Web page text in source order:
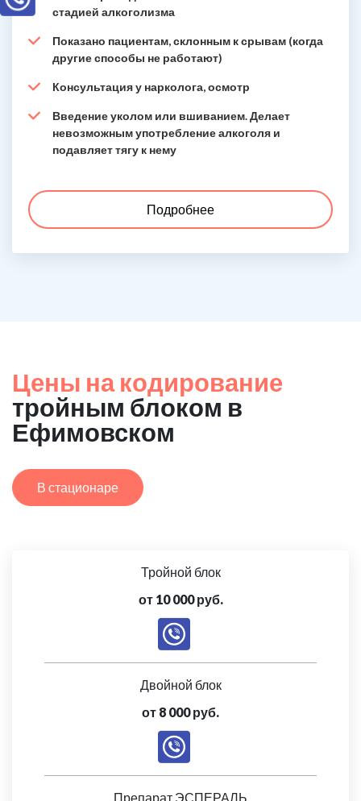
стадией алкоголизма
Показано пациентам, склонным к срывам (когда
другие способы не работают)
Консультация у нарколога, осмотр
Введение уколом или вшиванием. Делает
невозможным употребление алкоголя и
подавляет тягу к нему
Подробнее
Цены на кодирование
тройным блоком в
Ефимовском
В стационаре
Тройной блок
от 10 000 руб.
Двойной блок
от 8 000 руб.
Препарат ЭСПЕРАЛЬ